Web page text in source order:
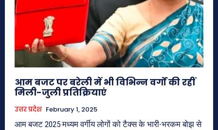
आम बजट पर बरेली में भी विभिन्न वर्गों की रहीं
मिली-जुली प्रतिक्रियाएं
उत्तर प्रदेश February 1, 2025
आम बजट 2025 मध्यम वर्गीय लोगों को टैक्स के भारी-भरकम बोझ से